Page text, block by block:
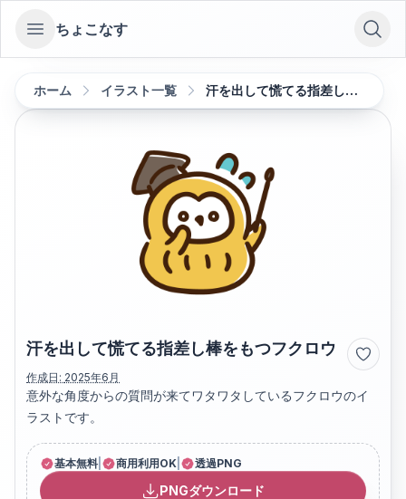
Open sidebar
ちょこなす
ホーム イラスト一覧 汗を出して慌てる指差し棒をもつフクロウ
汗を出して慌てる指差し棒をもつフクロウ
作成日: 2025年6月
意外な角度からの質問が来てワタワタしているフクロウのイ
ラストです。
基本無料 商用利用OK 透過PNG
PNGダウンロード